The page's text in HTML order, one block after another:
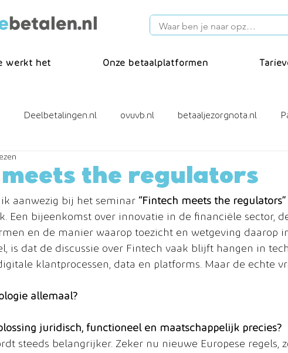
werkt het Onze betaalplatformen
Deelbetalingen.nl ovuvb.nl betaaljezorgnota.nl
the regulators
ik aanwezig bij het seminar “Fintech meets the regulators”
Een bijeenkomst over innovatie in de financiële sector,
en de manier waarop toezicht en wetgeving daarop
is dat de discussie over Fintech vaak blijft hangen in
klantprocessen, data en platforms. Maar de echte
allemaal?
juridisch, functioneel en maatschappelijk precies?
steeds belangrijker. Zeker nu nieuwe Europese regels,